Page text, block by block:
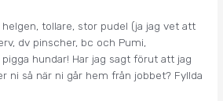
helgen, tollare, stor pudel (ja jag vet att
dv pinscher, bc och Pumi,
hundar! Har jag sagt förut att jag
ni så när ni går hem från jobbet? Fyllda